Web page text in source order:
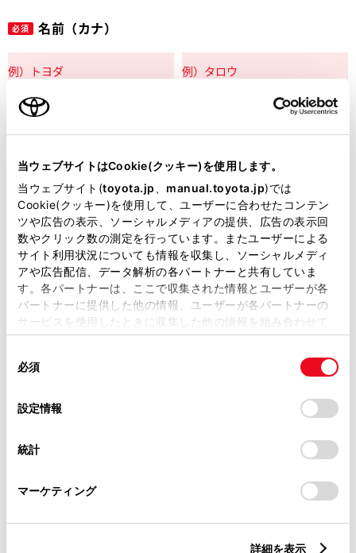
当ウェブサイトはCookie(クッキー)を使用します。
当ウェブサイト(toyota.jp manual.toyota.jp)では
Cookie(クッキー)を使用して、ユーザーに合わせたコンテン
ツや広告の表示、ソーシャルメディアの提供、広告の表示回
数やクリック数の測定を行っています。またユーザーによる
サイト利用状況についても情報を収集し、ソーシャルメディ
アや広告配信、データ解析の各パートナーと共有していま
す。各パートナーは、ここで収集された情報とユーザーが各
パートナーに提供した他の情報、ユーザーが各パートナーの
サービスを使用したときに収集した他の情報を組み合わせて
使用することがあります。当ウェブサイトの使用を続行する
デバイスにすべてのCookie(クッキー)が保存されることに同
意したことになります。Cookie(クッキー)のオプトアウト、
設定の変更、同意を撤回したりするにあたっては、当社の
「Cookie（クッキー）情報の取り扱いについて
」をご覧くだ
必須
設定情報
統計
マーケティング
詳細を表示
必須 名前（カナ）
郵便番号
住所自動入力
必須 都道府県
市区町村名